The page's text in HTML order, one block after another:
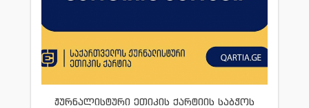
ჟურნალისტური ეთიკის ქარტიის საბჭოს